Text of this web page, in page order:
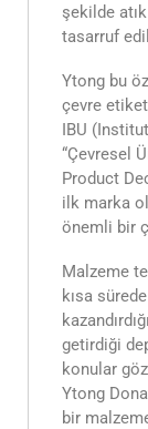
şekilde
tasarruf
Ytong bu
çevre
IBU
“Çevresel
Product
ilk marka
önemli bir
Malzeme
kısa
getirdiği
konular
Ytong
bir